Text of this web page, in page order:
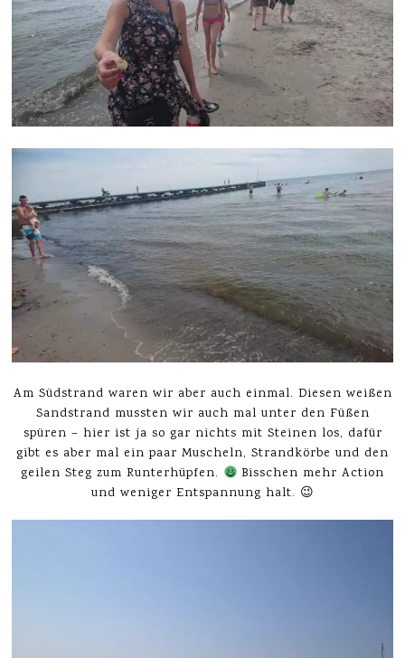
Am Südstrand waren wir aber auch einmal. Diesen weißen
Sandstrand mussten wir auch mal unter den Füßen
spüren – hier ist ja so gar nichts mit Steinen los, dafür
gibt es aber mal ein paar Muscheln, Strandkörbe und den
geilen Steg zum Runterhüpfen.
Bisschen mehr Action
und weniger Entspannung halt. 😉